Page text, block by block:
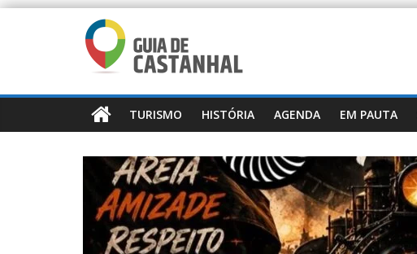
TURISMO HISTÓRIA AGENDA EM PAUTA